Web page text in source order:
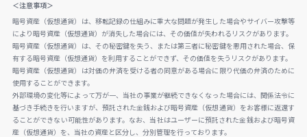
＜注意事項＞
暗号資産（仮想通貨）は、移転記録の仕組みに重大な問題が発生した場合やサイバー攻撃等
により暗号資産（仮想通貨）が消失した場合には、その価値が失われるリスクがあります。
暗号資産（仮想通貨）は、その秘密鍵を失う、または第三者に秘密鍵を悪用された場合、保
有する暗号資産（仮想通貨）を利用することができず、その価値を失うリスクがあります。
暗号資産（仮想通貨）は対価の弁済を受ける者の同意がある場合に限り代価の弁済のために
使用することができます。
外部環境の変化等によって万が一、当社の事業が継続できなくなった場合には、関係法令に
基づき手続きを行いますが、預託された金銭および暗号資産（仮想通貨）をお客様に返還す
ることができない可能性があります。なお、当社はユーザーに預託された金銭および暗号資
産（仮想通貨）を、当社の資産と区分し、分別管理を行っております。